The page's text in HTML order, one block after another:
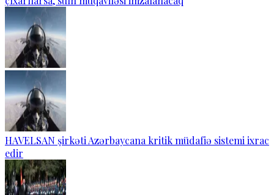
HAVELSAN şirkəti Azərbaycana kritik müdafiə sistemi ixrac
edir